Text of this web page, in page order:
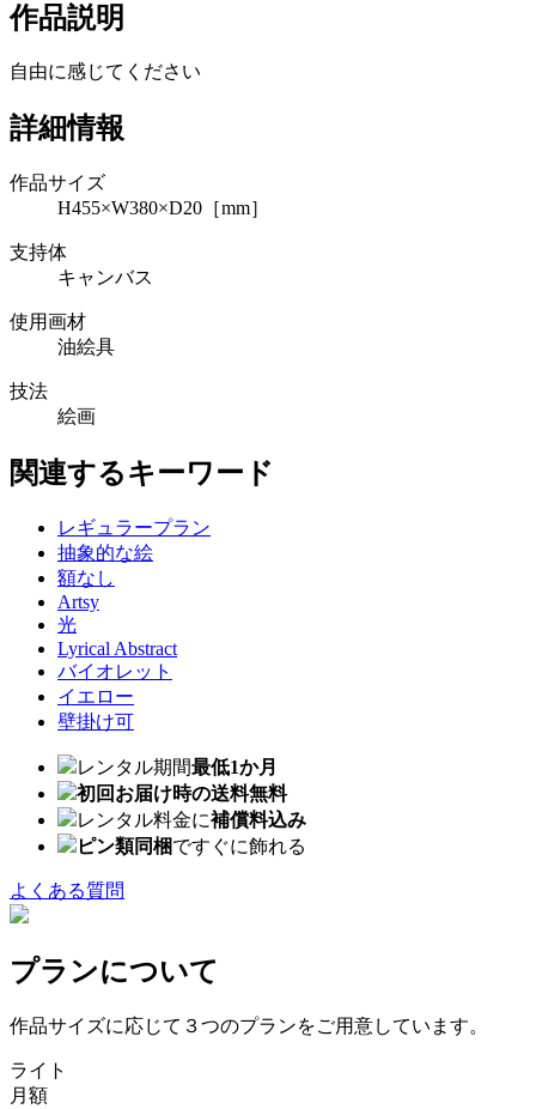
作品説明
自由に感じてください
詳細情報
作品サイズ
H455×W380×D20［mm］
支持体
キャンバス
使用画材
油絵具
技法
絵画
関連するキーワード
レギュラープラン
抽象的な絵
額なし
Artsy
光
Lyrical Abstract
バイオレット
イエロー
壁掛け可
レンタル期間最低1か月
初回お届け時の送料無料
レンタル料金に補償料込み
ピン類同梱ですぐに飾れる
よくある質問
プランについて
作品サイズに応じて３つのプランをご用意しています。
ライト
月額